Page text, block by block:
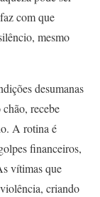
com que
mesmo
desumanas
recebe
A rotina é
financeiros,
vítimas que
criando